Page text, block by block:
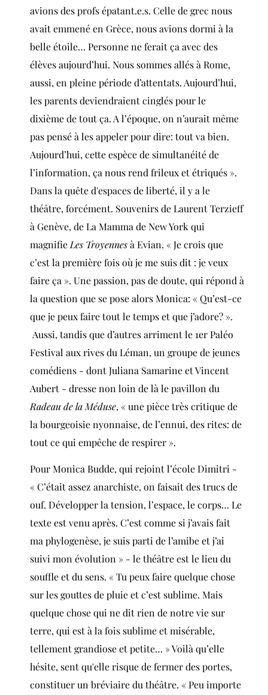
avions des profs épatant.e.s. Celle de grec nous
avait emmené en Grèce, nous avions dormi à la
belle étoile… Personne ne ferait ça avec des
élèves aujourd’hui. Nous sommes allés à Rome,
aussi, en pleine période d’attentats. Aujourd’hui,
les parents deviendraient cinglés pour le
dixièmede tout ça. A l’époque, on n’aurait même
pas pensé à les appeler pour dire: tout va bien.
Aujourd’hui, cette espèce de simultanéité de
l’information, ça nous rend frileux et étriqués ».
Dans la quête d'espaces de liberté, il y a le
théâtre, forcément. Souvenirs de Laurent Terzieff
à Genève, de La Mamma de New York qui
magnifieLes Troyennesà Evian. « Je crois que
c’est la première fois où je me suis dit : je veux
faire ça ». Une passion, pas de doute, qui répond à
la question que se pose alors Monica: « Qu’est-ce
que je peux faire tout le temps et que j’adore? ».
Aussi, tandis que d’autres arriment le 1er Paléo
Festival aux rives du Léman, un groupe de jeunes
comédiens - dont Juliana Samarine et Vincent
Aubert - dresse non loin de là le pavillon du
Radeau de la Méduse, « une pièce très critique de
la bourgeoisie nyonnaise, de l’ennui, des rites: de
tout ce qui empêche de respirer ».
Pour Monica Budde, qui rejoint l’école Dimitri -
« C’était assez anarchiste, on faisait des trucs de
ouf. Développer la tension, l’espace, le corps… Le
texte est venu après. C’est comme si j’avais fait
ma phylogenèse, je suis parti de l’amibe et j’ai
suivi mon évolution » - le théâtre est le lieu du
souffle et du sens. « Tu peux faire quelque chose
sur les gouttes de pluie et c’est sublime. Mais
quelque chose qui ne dit rien de notre vie sur
terre, qui est à la fois sublime et misérable,
tellement grandiose et petite… » Voilà qu’elle
hésite, sent qu'elle risque de fermer des portes,
constituer un bréviaire du théâtre. « Peu importe